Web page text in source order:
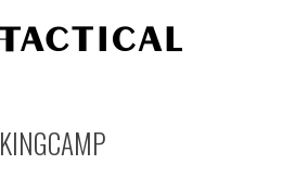
KINGCAMP